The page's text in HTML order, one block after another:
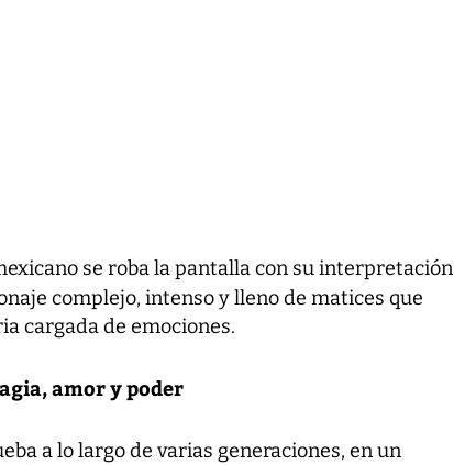
se roba la pantalla con su interpretación
complejo, intenso y lleno de matices que
cargada de emociones.
amor y poder
a lo largo de varias generaciones, en un